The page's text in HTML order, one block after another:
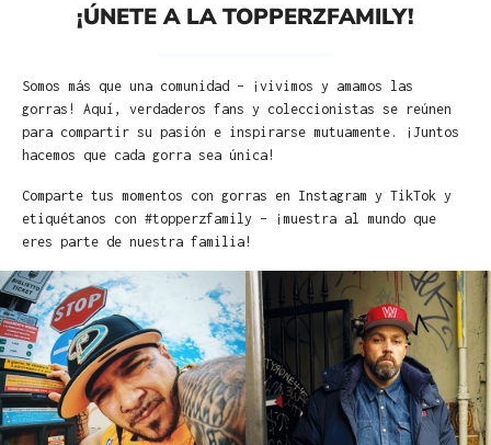
¡ÚNETE A LA TOPPERZFAMILY!
Somos más que una comunidad – ¡vivimos y amamos las
gorras! Aquí, verdaderos fans y coleccionistas se reúnen
para compartir su pasión e inspirarse mutuamente. ¡Juntos
hacemos que cada gorra sea única!
Comparte tus momentos con gorras en Instagram y TikTok y
etiquétanos con #topperzfamily – ¡muestra al mundo que
eres parte de nuestra familia!